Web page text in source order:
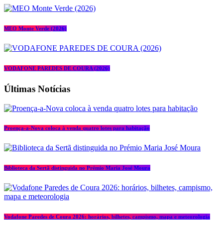
MEO Monte Verde (2026)
VODAFONE PAREDES DE COURA (2026)
Últimas Notícias
Proença-a-Nova coloca à venda quatro lotes para habitação
Biblioteca da Sertã distinguida no Prémio Maria José Moura
Vodafone Paredes de Coura 2026: horários, bilhetes, campismo, mapa e meteorologia